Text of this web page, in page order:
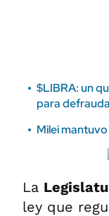
$LIBRA: un
para
Milei
La
ley que